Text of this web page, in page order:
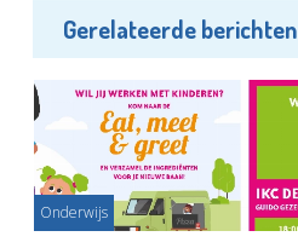
Gerelateerde berichten
Onderwijs